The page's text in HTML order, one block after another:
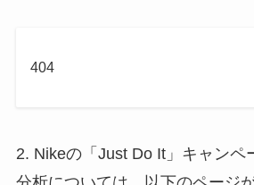
404
2. Nikeの「Just Do It」キャンペ